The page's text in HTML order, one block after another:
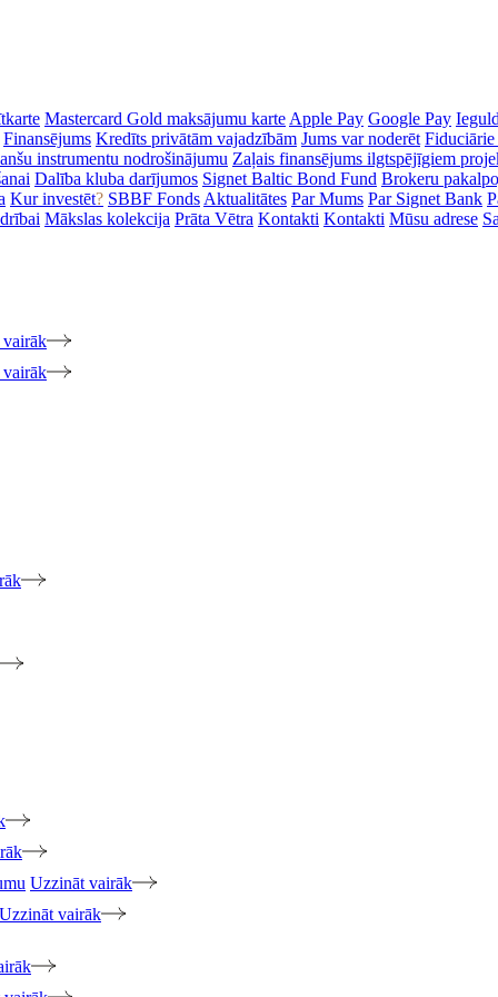
Mastercard Gold maksājumu karte Apple Pay Google Pay
Finansējums Kredīts privātām vajadzībām Jums var noderēt
instrumentu nodrošinājumu Zaļais finansējums ilgtspējīgiem
Dalība kluba darījumos Signet Baltic Bond Fund Brokeru
Kur investēt? SBBF Fonds Aktualitātes Par Mums Par Signet Bank
Mākslas kolekcija Prāta Vētra Kontakti Kontakti Mūsu adrese
Uzzināt vairāk
Uzzināt vairāk